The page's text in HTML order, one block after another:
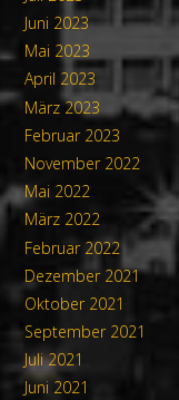
Juni 2023
Mai 2023
April 2023
März 2023
Februar 2023
November 2022
Mai 2022
März 2022
Februar 2022
Dezember 2021
Oktober 2021
September 2021
Juli 2021
Juni 2021